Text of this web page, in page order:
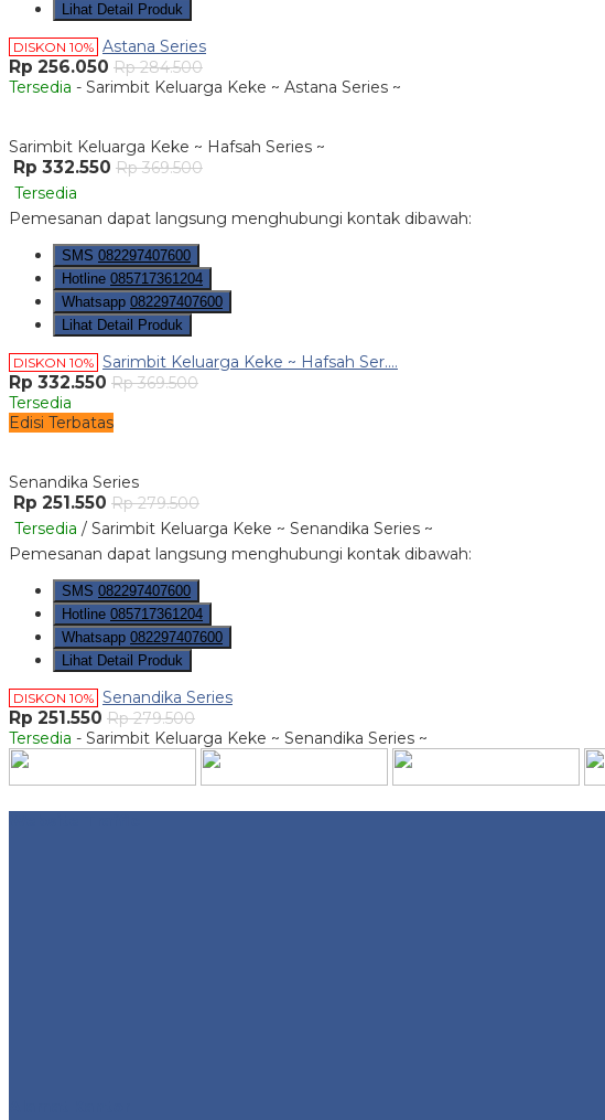
Lihat Detail Produk
DISKON 10% Astana Series
Rp 256.050 Rp 284.500
Tersedia - Sarimbit Keluarga Keke ~ Astana Series ~
Sarimbit Keluarga Keke ~ Hafsah Series ~
Rp 332.550 Rp 369.500
Tersedia
Pemesanan dapat langsung menghubungi kontak dibawah:
SMS 082297407600
Hotline 085717361204
Whatsapp 082297407600
Lihat Detail Produk
DISKON 10% Sarimbit Keluarga Keke ~ Hafsah Ser....
Rp 332.550 Rp 369.500
Tersedia
Edisi Terbatas
Senandika Series
Rp 251.550 Rp 279.500
Tersedia / Sarimbit Keluarga Keke ~ Senandika Series ~
Pemesanan dapat langsung menghubungi kontak dibawah:
SMS 082297407600
Hotline 085717361204
Whatsapp 082297407600
Lihat Detail Produk
DISKON 10% Senandika Series
Rp 251.550 Rp 279.500
Tersedia - Sarimbit Keluarga Keke ~ Senandika Series ~